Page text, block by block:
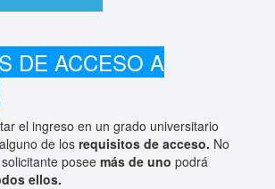
DE ACCESO A
ingreso en un grado universitario
de los requisitos de acceso. No
posee más de uno podrá
ellos.